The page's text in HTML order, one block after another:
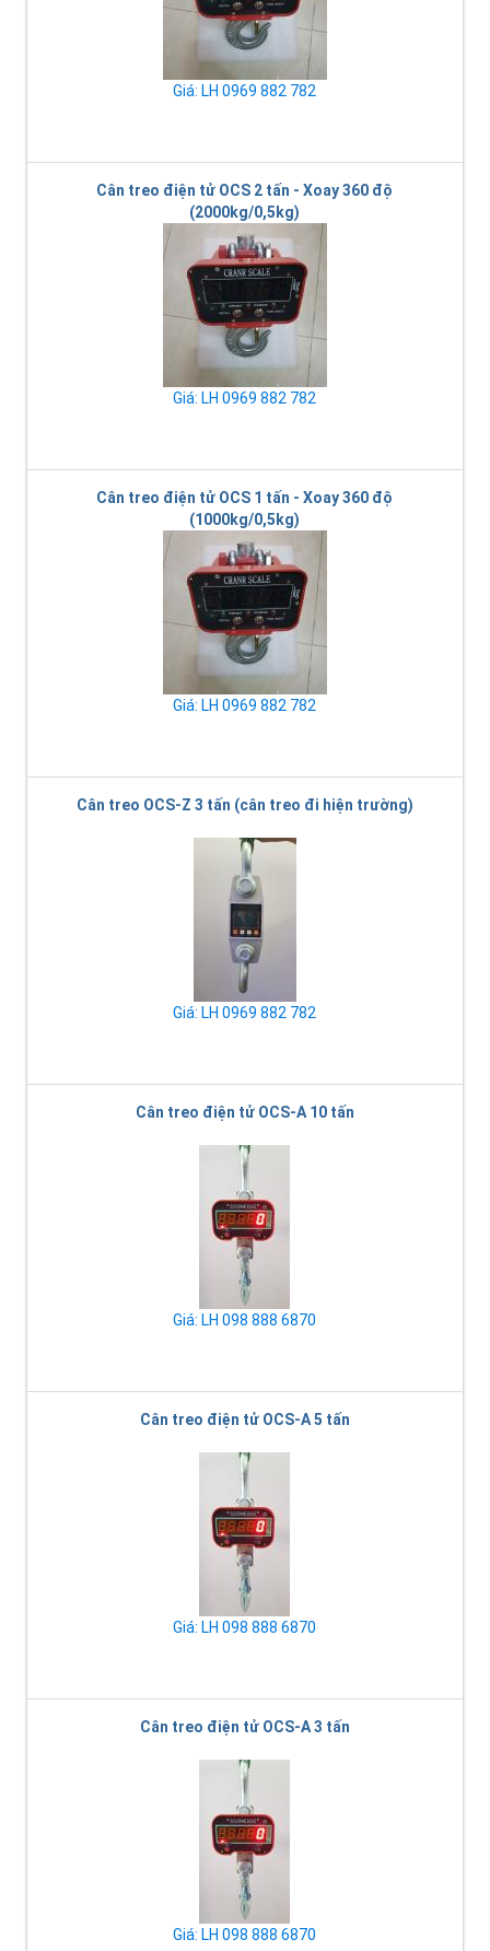
Giá: LH 0969 882 782
Cân treo điện tử OCS 2 tấn - Xoay 360 độ
(2000kg/0,5kg)
Giá: LH 0969 882 782
Cân treo điện tử OCS 1 tấn - Xoay 360 độ
(1000kg/0,5kg)
Giá: LH 0969 882 782
Cân treo OCS-Z 3 tấn (cân treo đi hiện trường)
Giá: LH 0969 882 782
Cân treo điện tử OCS-A 10 tấn
Giá: LH 098 888 6870
Cân treo điện tử OCS-A 5 tấn
Giá: LH 098 888 6870
Cân treo điện tử OCS-A 3 tấn
Giá: LH 098 888 6870